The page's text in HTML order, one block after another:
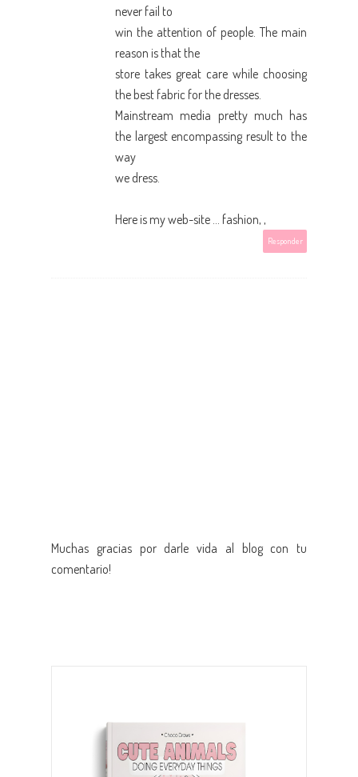
never fail to
win the attention of people. The main
reason is that the
store takes great care while choosing
the best fabric for the dresses.
Mainstream media pretty much has
the largest encompassing result to the
way
we dress.
Here is my web-site ... fashion, ,
Responder
Muchas gracias por darle vida al blog con tu
comentario!